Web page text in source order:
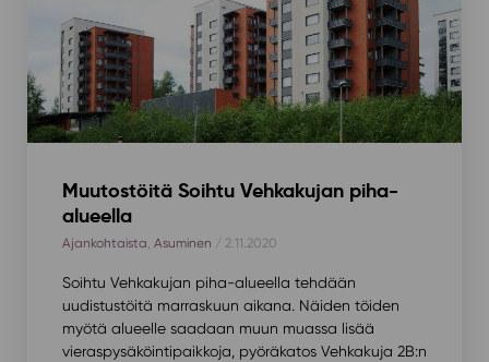
Muutostöitä Soihtu Vehkakujan piha-
alueella
Ajankohtaista, Asuminen / 2.11.2020
Soihtu Vehkakujan piha-alueella tehdään
uudistustöitä marraskuun aikana. Näiden töiden
myötä alueelle saadaan muun muassa lisää
vieraspysäköintipaikkoja, pyöräkatos Vehkakuja 2B:n